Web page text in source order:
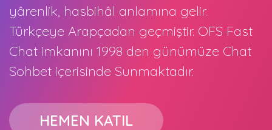
yârenlik, hasbihâl anlamına gelir.
Türkçeye Arapçadan geçmiştir. OFS Fast
Chat imkanını 1998 den günümüze Chat
Sohbet içerisinde Sunmaktadır.
HEMEN KATIL